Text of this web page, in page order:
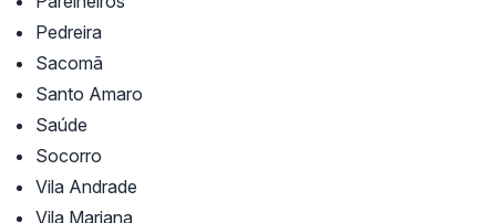
Pedreira
Sacomã
Santo Amaro
Saúde
Socorro
Vila Andrade
Vila Mariana